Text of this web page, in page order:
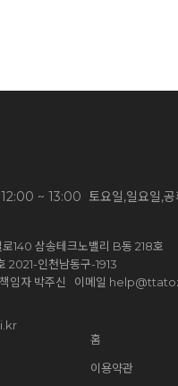
~ 13:00 토요일,일요일,공
140 삼송테크노밸리 B동 218호
2021-인천남동구-1913
임자 박주신 이메일
홈
이용약관